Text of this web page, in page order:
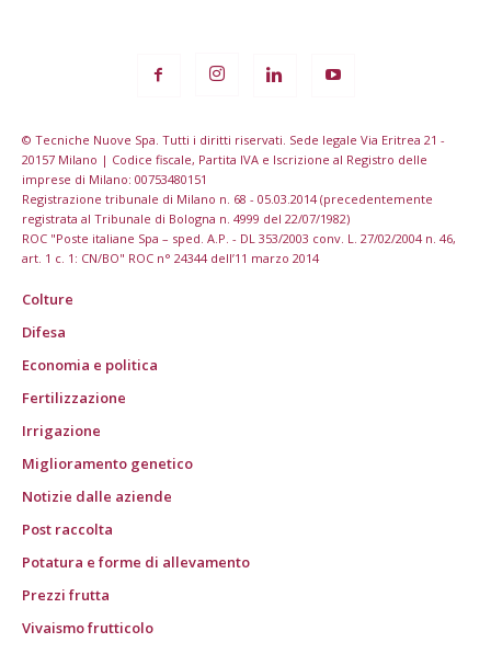
© Tecniche Nuove Spa. Tutti i diritti riservati. Sede legale Via Eritrea 21 -
20157 Milano | Codice fiscale, Partita IVA e Iscrizione al Registro delle
imprese di Milano: 00753480151
Registrazione tribunale di Milano n. 68 - 05.03.2014 (precedentemente
registrata al Tribunale di Bologna n. 4999 del 22/07/1982)
ROC "Poste italiane Spa – sped. A.P. - DL 353/2003 conv. L. 27/02/2004 n. 46,
art. 1 c. 1: CN/BO" ROC n° 24344 dell’11 marzo 2014
Colture
Difesa
Economia e politica
Fertilizzazione
Irrigazione
Miglioramento genetico
Notizie dalle aziende
Post raccolta
Potatura e forme di allevamento
Prezzi frutta
Vivaismo frutticolo